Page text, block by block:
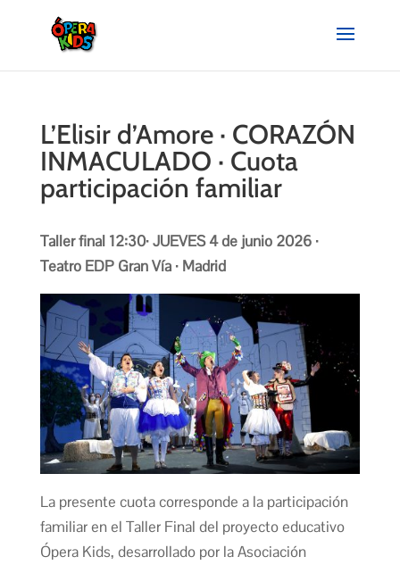
L’Elisir d’Amore · CORAZÓN
INMACULADO · Cuota
participación familiar
Taller final 12:30· JUEVES 4 de junio 2026 ·
Teatro EDP Gran Vía · Madrid
La presente cuota corresponde a la participación
familiar en el Taller Final del proyecto educativo
Ópera Kids, desarrollado por la Asociación